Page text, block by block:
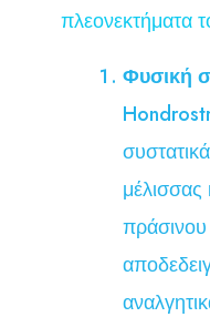
πλεονεκτήματα
Φυσική
μέλισσας